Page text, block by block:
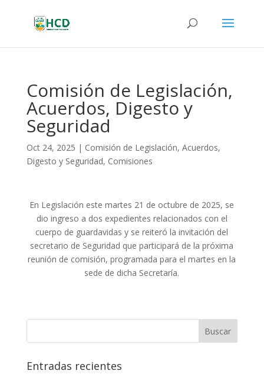
Comisión de Legislación,
Acuerdos, Digesto y
Seguridad
Oct 24, 2025 | Comisión de Legislación, Acuerdos,
Digesto y Seguridad, Comisiones
En Legislación este martes 21 de octubre de 2025, se
dio ingreso a dos expedientes relacionados con el
cuerpo de guardavidas y se reiteró la invitación del
secretario de Seguridad que participará de la próxima
reunión de comisión, programada para el martes en la
sede de dicha Secretaría.
Entradas recientes